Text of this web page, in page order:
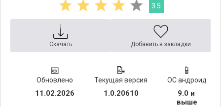
3.5
Скачать Добавить в закладки
📅
Обновлено
11.02.2026
📝
Текущая версия
1.0.20610
📱
ОС андроид
9.0 и
выше